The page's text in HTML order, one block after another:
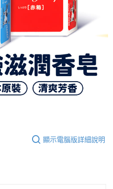
顯示電腦版詳細說明